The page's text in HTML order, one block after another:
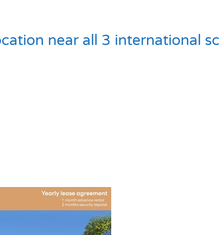
near all 3 international